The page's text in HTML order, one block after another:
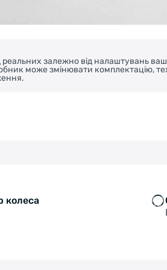
реальних залежно від налаштувань
може змінювати комплектацію,
колеса